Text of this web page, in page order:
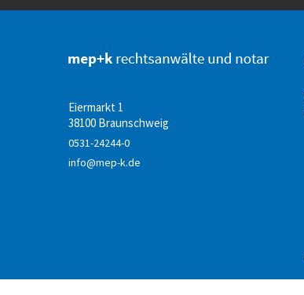
Eiermarkt 1
38100 Braunschweig
0531-24244-0
info@mep-k.de